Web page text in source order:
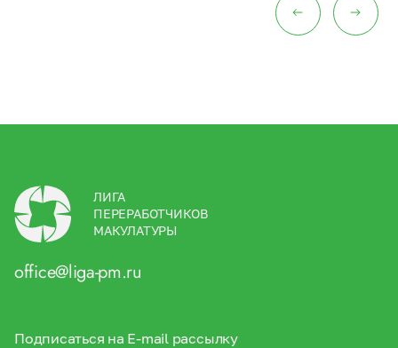
ЛИГА
ПЕРЕРАБОТЧИКОВ
МАКУЛАТУРЫ
office@liga-pm.ru
Подписаться на E-mail рассылку